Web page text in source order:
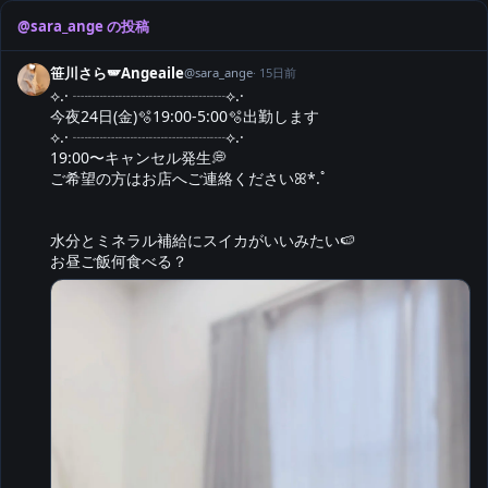
@sara_angeの投稿
笹川さら🪽Angeaile@sara_ange· 15日前
⟡.· ┈┈┈┈┈┈┈┈┈┈⟡.·
今夜24日(金)🫧19:00-5:00🫧出勤します
⟡.· ┈┈┈┈┈┈┈┈┈┈⟡.·
19:00〜キャンセル発生💭
ご希望の方はお店へご連絡くださいꕤ*.ﾟ
水分とミネラル補給にスイカがいいみたい🍉
お昼ご飯何食べる？